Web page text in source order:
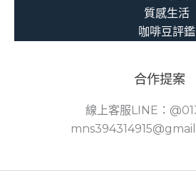
質感生活
咖啡豆評鑑
合作提案
線上客服LINE：